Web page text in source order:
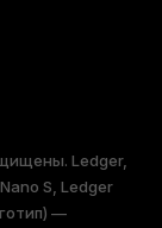
Ledger,
S, Ledger
—